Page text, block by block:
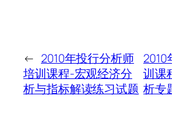
← 2010年投行分析师
培训课程-宏观经济分
析与指标解读练习试题
训课
析专